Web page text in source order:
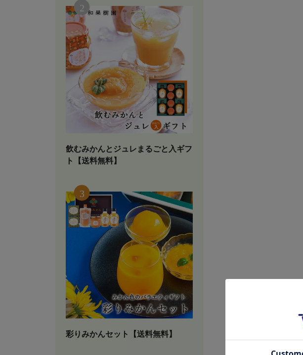
飲むみかんとジュレまるごと入ギフ
ト【送料無料】
彩りみかんセット【送料無料】